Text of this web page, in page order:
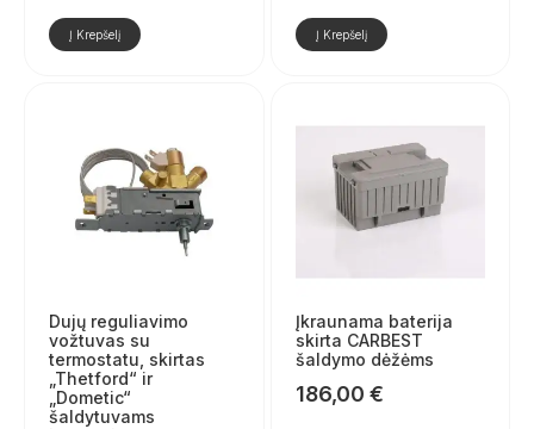
Į Krepšelį Į Krepšelį
Dujų reguliavimo
vožtuvas su
termostatu, skirtas
„Thetford“ ir
„Dometic“
šaldytuvams
Įkraunama baterija
skirta CARBEST
šaldymo dėžėms
186,00 €